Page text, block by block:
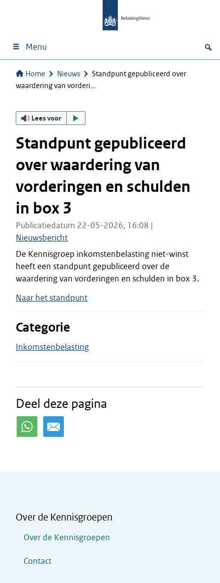
Menu
Home Nieuws
Standpunt gepubliceerd over
waardering van vorderi…
Lees voor
Standpunt gepubliceerd
over waardering van
vorderingen en schulden
in box 3
Publicatiedatum 22-05-2026, 16:08 |
Nieuwsbericht
De Kennisgroep inkomstenbelasting niet-winst
heeft een standpunt gepubliceerd over de
waardering van vorderingen en schulden in box 3.
Naar het standpunt
Categorie
Inkomstenbelasting
Deel deze pagina
Over de Kennisgroepen
Over de Kennisgroepen
Contact